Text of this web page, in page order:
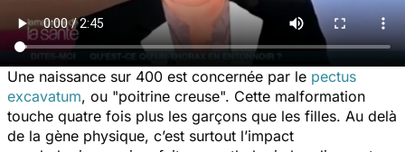
Une naissance sur 400 est concernée par le pectus
excavatum, ou "poitrine creuse". Cette malformation
touche quatre fois plus les garçons que les filles. Au delà
de la gène physique, c’est surtout l’impact